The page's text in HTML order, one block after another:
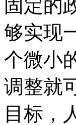
固定的
够实现
个微小
调整就
目标，